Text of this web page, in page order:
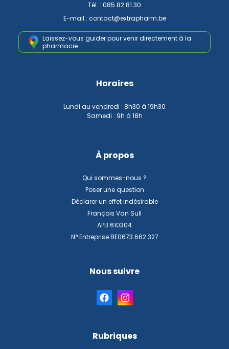
Tél. : 085 82 81 30
E-mail : contact@extrapharm.be
Laissez-vous guider pour venirdirectement à la
pharmacie
Horaires
Lundi au vendredi : 8h30 à 19h30
Samedi : 9h à 18h
À propos
Qui sommes-nous ?
Poser une question
Déclarer un effet indésirable
François Van Sull
APB 610304
N° Entreprise BE0673.662.327
Nous suivre
Rubriques